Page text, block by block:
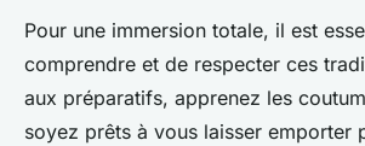
Pour une immersion totale, il est
comprendre et de respecter ces
aux préparatifs, apprenez les
soyez prêts à vous laisser emporter